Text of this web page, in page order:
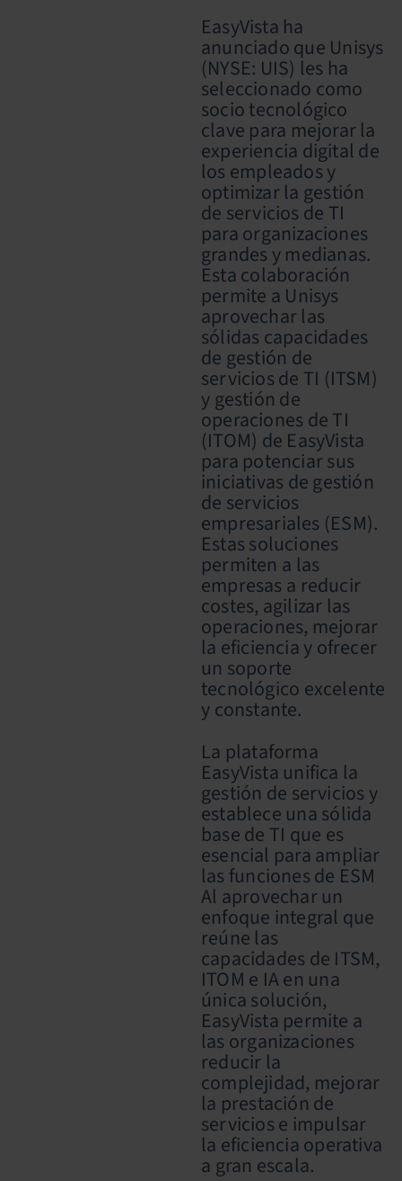
EasyVista ha
anunciado que Unisys
(NYSE: UIS) les ha
seleccionado como
socio tecnológico
clave para mejorar la
experiencia digital de
los empleados y
optimizar la gestión
de servicios de TI
para organizaciones
grandes y medianas.
Esta colaboración
permite a Unisys
aprovechar las
sólidas capacidades
de gestión de
servicios de TI (ITSM)
y gestión de
operaciones de TI
(ITOM) de EasyVista
para potenciar sus
iniciativas de gestión
de servicios
empresariales (ESM).
Estas soluciones
permiten a las
empresas a reducir
costes, agilizar las
operaciones, mejorar
la eficiencia y ofrecer
un soporte
tecnológico excelente
y constante.
La plataforma
EasyVista unifica la
gestión de servicios y
establece una sólida
base de TI que es
esencial para ampliar
las funciones de ESM
Al aprovechar un
enfoque integral que
reúne las
capacidades de ITSM,
ITOM e IA en una
única solución,
EasyVista permite a
las organizaciones
reducir la
complejidad, mejorar
la prestación de
servicios e impulsar
la eficiencia operativa
a gran escala.